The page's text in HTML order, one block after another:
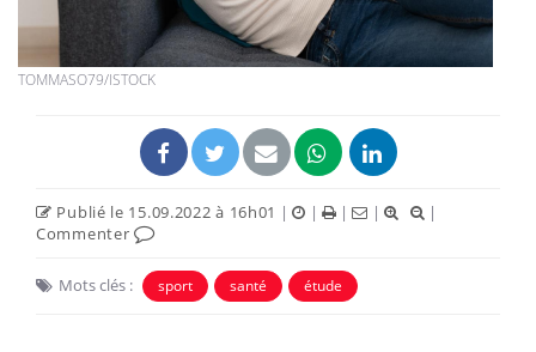
TOMMASO79/ISTOCK
Publié le 15.09.2022 à 16h01 | | | |
|
Commenter
Mots clés : sport santé étude